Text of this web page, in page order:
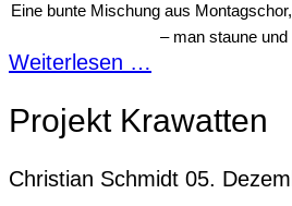
Eine bunte Mischung aus
– man staune und
Weiterlesen …
Projekt Krawatten
Christian Schmidt 05.